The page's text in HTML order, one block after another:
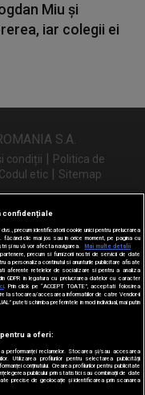
Miu și
iar colegii ei
S.A.
condiții | Politica de
Codul etic | Sitemap
pe
confidențiale
precum identificatorii cookie unici pentru prelucrarea
clic mai jos sau în orice moment, pe pagina cu
și nu vă vor afecta navigarea.
Mai multe detalii
precum si furnizorii nostri de servicii de date
a personaliza continutul si anunturile publicitare afisate
aferente retelelor de socializare si pentru a analiza
in legatura cu prelucrarea datelor cu caracter
. Prin click pe “ACCEPT TOATE”, acceptati folosirea
la stocarea/accesarea informatiilor de catre Vendor-ii
puteti schimba preferintele in mod individual, mai putin
a oferi:
performanței reclamelor. Stocarea și/sau accesarea
Utilizarea profilurilor pentru selectarea publicității
conținutului. Crearea profilurilor pentru publicitate
publicului prin statistici sau combinații de date
precise de geolocație și identificarea prin scanarea